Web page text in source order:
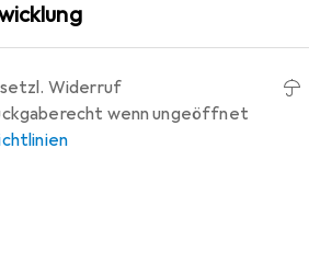
Widerruf
wenn ungeöffnet